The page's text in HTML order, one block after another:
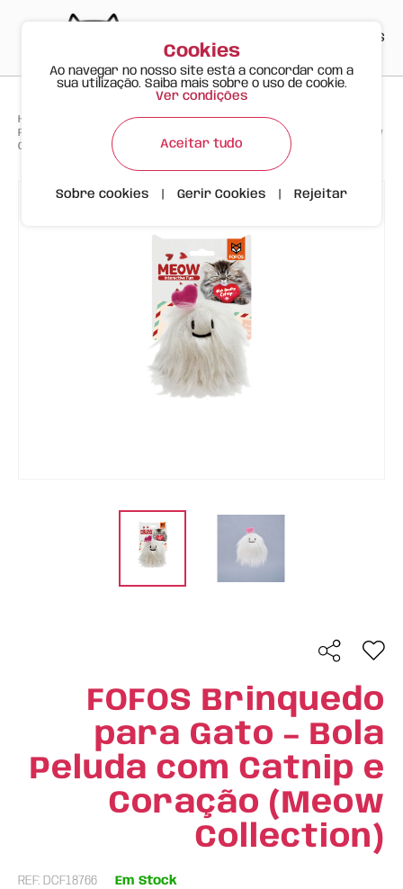
ES
Happy Meow Produtos > >
FOFOS Brinquedo para Gato – Bola Peluda com Catnip e Coração (Meow
Collection)
FOFOS Brinquedo
para Gato – Bola
Peluda com Catnip e
Coração (Meow
Collection)
REF: DCF18766 Em Stock
Cookies
Ao navegar no nosso site está a concordar com a
sua utilização. Saiba mais sobre o uso de cookie.
Ver condições
Aceitar tudo
Sobre cookies Gerir Cookies Rejeitar